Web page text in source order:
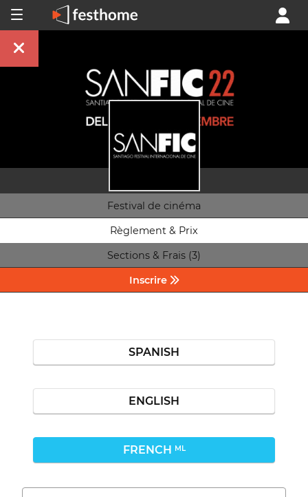
Festival de cinéma
Règlement & Prix
Sections & Frais (3)
Inscrire
SPANISH
ENGLISH
FRENCH ML